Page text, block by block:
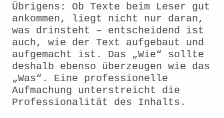
Übrigens: Ob Texte beim Leser gut
ankommen, liegt nicht nur daran,
was drinsteht – entscheidend ist
auch, wie der Text aufgebaut und
aufgemacht ist. Das „Wie“ sollte
deshalb ebenso überzeugen wie das
„Was“. Eine professionelle
Aufmachung unterstreicht die
Professionalität des Inhalts.